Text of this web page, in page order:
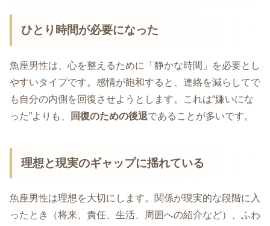
ひとり時間が必要になった
魚座男性は、心を整えるために「静かな時間」を必要とし
やすいタイプです。感情が飽和すると、連絡を減らしてで
も自分の内側を回復させようとします。これは“嫌いにな
った”よりも、
回復のための後退であることが多いです。
理想と現実のギャップに揺れている
魚座男性は理想を大切にします。関係が現実的な段階に入
ったとき（将来、責任、生活、周囲への紹介など）、ふわ